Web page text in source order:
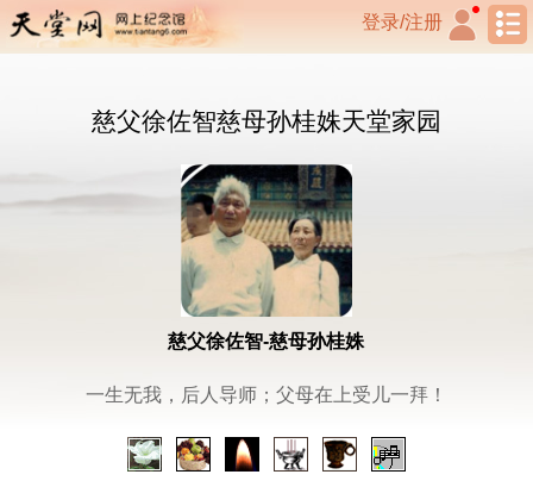
登录/注册
慈父徐佐智慈母孙桂姝天堂家园
慈父徐佐智-慈母孙桂姝
一生无我，后人导师；父母在上受儿一拜！